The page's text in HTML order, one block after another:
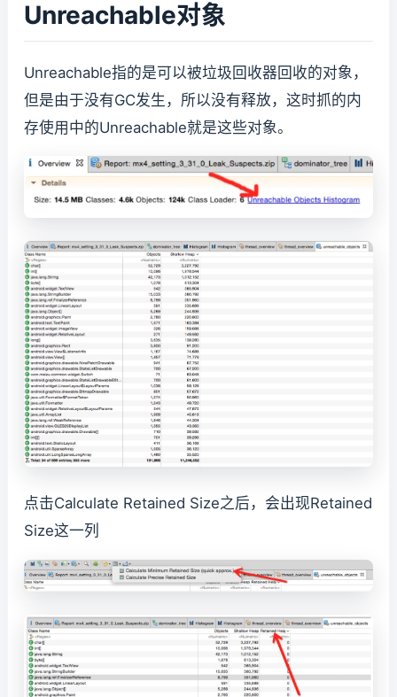
Unreachable对象
Unreachable指的是可以被垃圾回收器回收的对象，
但是由于没有GC发生，所以没有释放，这时抓的内
存使用中的Unreachable就是这些对象。
点击Calculate Retained Size之后，会出现Retained
Size这一列